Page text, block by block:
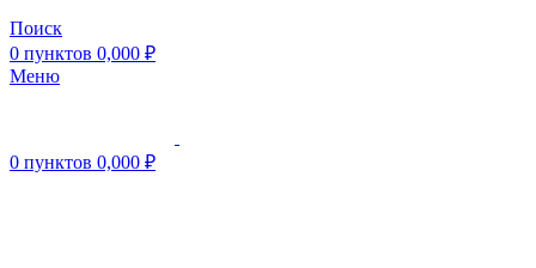
Поиск
0 пунктов 0,000 ₽
Меню
0 пунктов 0,000 ₽